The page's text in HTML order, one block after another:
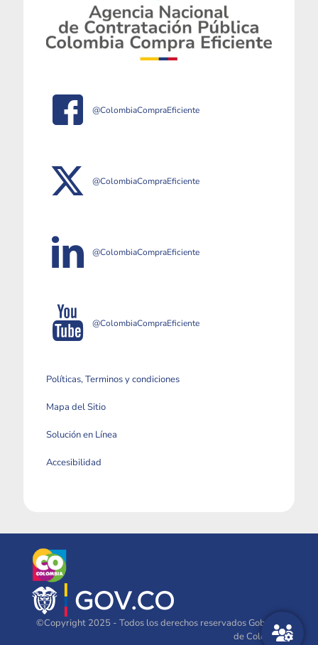
@ColombiaCompraEficiente
@ColombiaCompraEficiente
@ColombiaCompraEficiente
@ColombiaCompraEficiente
Políticas, Terminos y condiciones
Mapa del Sitio
Solución en Línea
Accesibilidad
©Copyright 2025 - Todos los derechos reservados Gobierno
de Colombia